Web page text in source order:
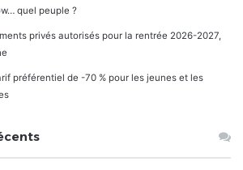
quel peuple ?
privés autorisés pour la rentrée 2026-2027,
préférentiel de -70 % pour les jeunes et les